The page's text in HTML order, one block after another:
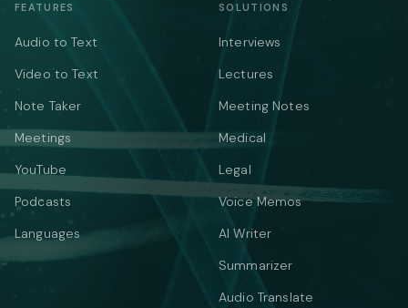
FEATURES
Audio to Text
Video to Text
Note Taker
Meetings
YouTube
Podcasts
Languages
SOLUTIONS
Interviews
Lectures
Meeting Notes
Medical
Legal
Voice Memos
AI Writer
Summarizer
Audio Translate